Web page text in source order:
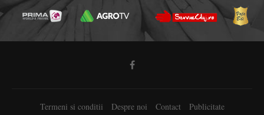
Termeni si conditii Despre noi Contact Publicitate